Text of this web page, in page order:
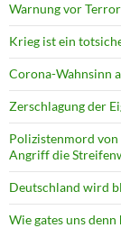
Warnung vor
Krieg ist ein
Corona-Wahnsinn
Zerschlagung der
Polizistenmord
Angriff die
Deutschland wird
Wie gates uns